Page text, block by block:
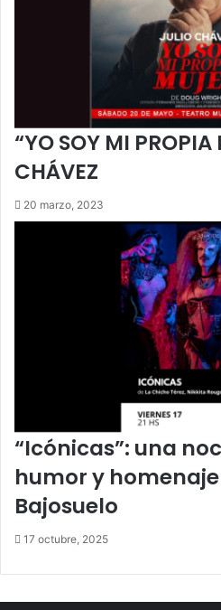
“YO SOY MI
CHÁVEZ
20 marzo, 2023
“Icónicas”: una
humor y
Bajosuelo
17 octubre, 2025